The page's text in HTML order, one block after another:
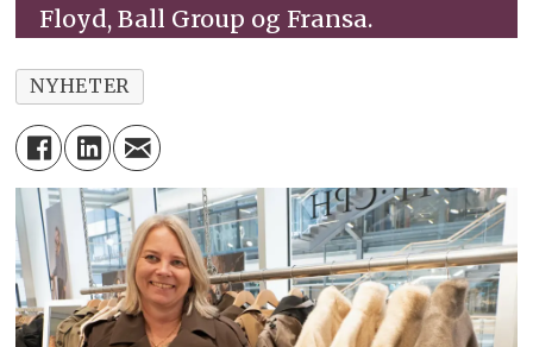
Floyd, Ball Group og Fransa.
NYHETER